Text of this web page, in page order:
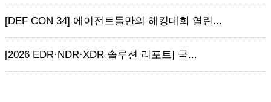
[DEF CON 34] 에이전트들만의 해킹대회 열린...
[2026 EDR·NDR·XDR 솔루션 리포트] 국...